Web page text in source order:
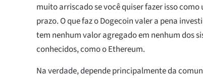
muito arriscado se você quiser fazer isso
prazo. O que faz o Dogecoin valer a pena
tem nenhum valor agregado em nenhum dos
conhecidos, como o Ethereum.
Na verdade, depende principalmente da